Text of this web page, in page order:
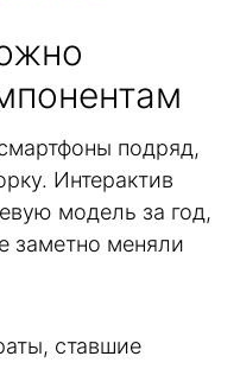
подряд,
Интерактив
модель за год,
заметно меняли
ставшие